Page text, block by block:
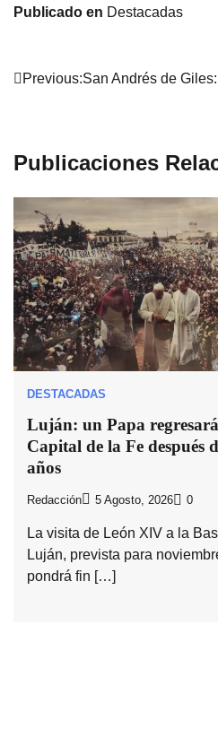
Publicado en Destacadas
Navegación
Previous:San Andrés de
Publicaciones
DESTACADAS
Luján: un Papa
Capital de la Fe después
años
Redacción 5 Agosto, 2026 0
La visita de León XIV a la
Luján, prevista para
pondrá fin […]